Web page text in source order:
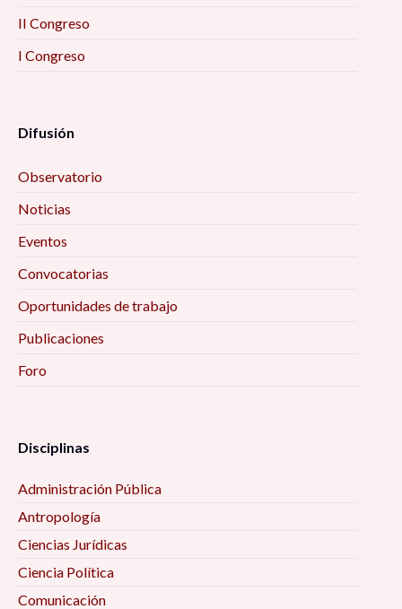
II Congreso
I Congreso
Difusión
Observatorio
Noticias
Eventos
Convocatorias
Oportunidades de trabajo
Publicaciones
Foro
Disciplinas
Administración Pública
Antropología
Ciencias Jurídicas
Ciencia Política
Comunicación